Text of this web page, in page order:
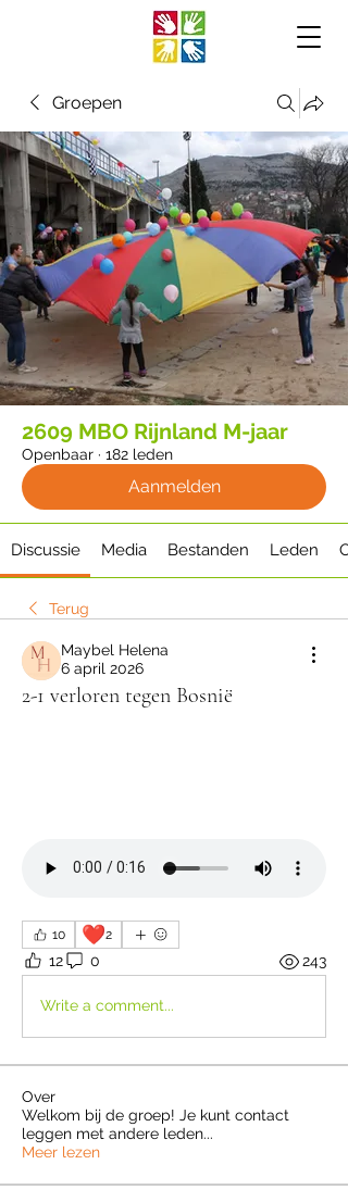
Groepen
2609 MBO Rijnland M-jaar
Openbaar · 182 leden
Aanmelden
Discussie Media Bestanden Leden
Terug
Maybel Helena
6 april 2026
2-1 verloren tegen Bosnië
10 ❤️2
12 0 243
Write a comment...
Over
Welkom bij de groep! Je kunt contact
leggen met andere leden...
Meer lezen